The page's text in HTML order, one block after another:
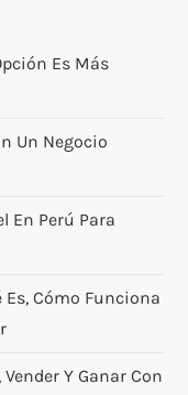
Es Más
Un Negocio
En Perú Para
Cómo Funciona
Y Ganar Con